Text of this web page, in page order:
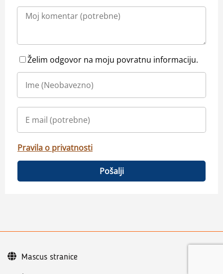
Želim odgovor na moju povratnu informaciju.
Pravila o privatnosti
Pošalji
Mascus stranice